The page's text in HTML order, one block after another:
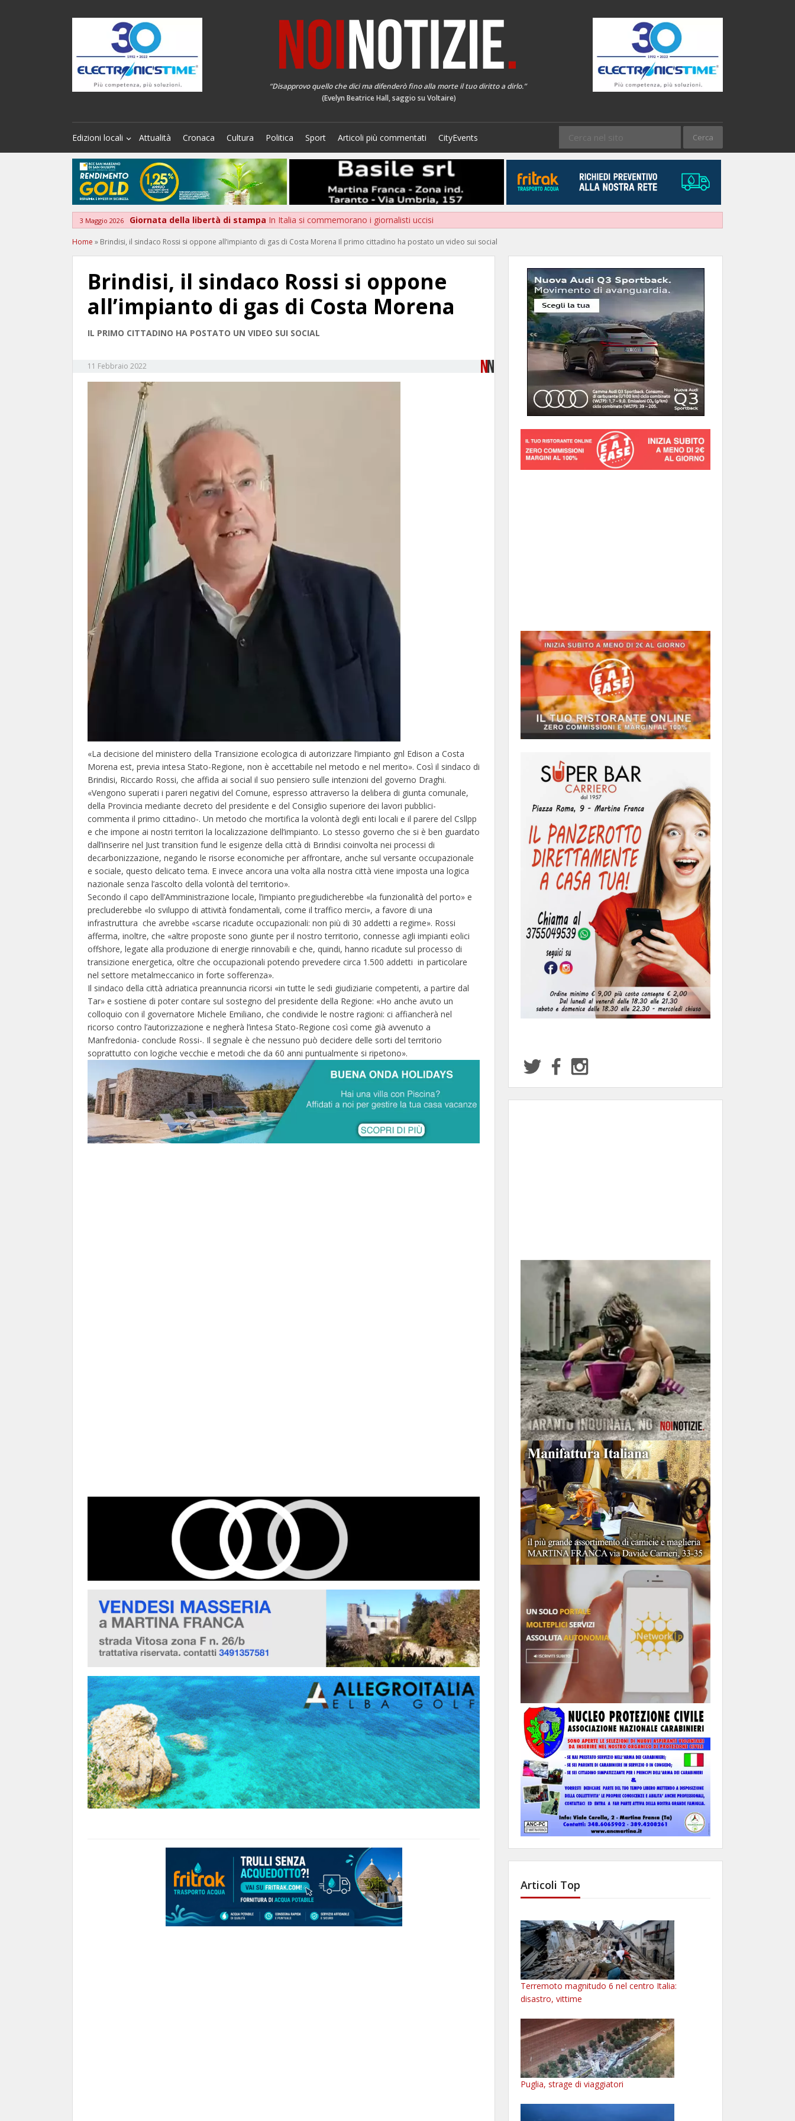
“Disapprovo quello che dici ma difenderò fino alla morte il tuo diritto a dirlo.”
(Evelyn Beatrice Hall, saggio su Voltaire)
Edizioni locali Attualità Cronaca Cultura Politica Sport Articoli più commentati CityEvents
3 Maggio 2026 Giornata della libertà di stampa In Italia si commemorano i giornalisti uccisi
Home » Brindisi, il sindaco Rossi si oppone all’impianto di gas di Costa Morena Il primo cittadino ha postato un video sui social
Brindisi, il sindaco Rossi si oppone
all’impianto di gas di Costa Morena
IL PRIMO CITTADINO HA POSTATO UN VIDEO SUI SOCIAL
11 Febbraio 2022
«La decisione del ministero della Transizione ecologica di autorizzare l’impianto gnl Edison a Costa
Morena est, previa intesa Stato-Regione, non è accettabile nel metodo e nel merito». Così il sindaco di
Brindisi, Riccardo Rossi, che affida ai social il suo pensiero sulle intenzioni del governo Draghi.
«Vengono superati i pareri negativi del Comune, espresso attraverso la delibera di giunta comunale,
della Provincia mediante decreto del presidente e del Consiglio superiore dei lavori pubblici-
commenta il primo cittadino-. Un metodo che mortifica la volontà degli enti locali e il parere del Csllpp
e che impone ai nostri territori la localizzazione dell’impianto. Lo stesso governo che si è ben guardato
dall’inserire nel Just transition fund le esigenze della città di Brindisi coinvolta nei processi di
decarbonizzazione, negando le risorse economiche per affrontare, anche sul versante occupazionale
e sociale, questo delicato tema. E invece ancora una volta alla nostra città viene imposta una logica
nazionale senza l’ascolto della volontà del territorio».
Secondo il capo dell’Amministrazione locale, l’impianto pregiudicherebbe «la funzionalità del porto» e
precluderebbe «lo sviluppo di attività fondamentali, come il traffico merci», a favore di una
infrastruttura che avrebbe «scarse ricadute occupazionali: non più di 30 addetti a regime». Rossi
afferma, inoltre, che «altre proposte sono giunte per il nostro territorio, connesse agli impianti eolici
offshore, legate alla produzione di energie rinnovabili e che, quindi, hanno ricadute sul processo di
transizione energetica, oltre che occupazionali potendo prevedere circa 1.500 addetti in particolare
nel settore metalmeccanico in forte sofferenza».
Il sindaco della città adriatica preannuncia ricorsi «in tutte le sedi giudiziarie competenti, a partire dal
Tar» e sostiene di poter contare sul sostegno del presidente della Regione: «Ho anche avuto un
colloquio con il governatore Michele Emiliano, che condivide le nostre ragioni: ci affiancherà nel
ricorso contro l’autorizzazione e negherà l’intesa Stato-Regione così come già avvenuto a
Manfredonia- conclude Rossi-. Il segnale è che nessuno può decidere delle sorti del territorio
soprattutto con logiche vecchie e metodi che da 60 anni puntualmente si ripetono».
Articoli Top
Terremoto magnitudo 6 nel centro Italia:
disastro, vittime
Puglia, strage di viaggiatori